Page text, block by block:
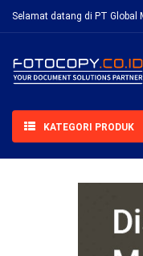
Selamat datang di PT Global
KATEGORI PRODUK